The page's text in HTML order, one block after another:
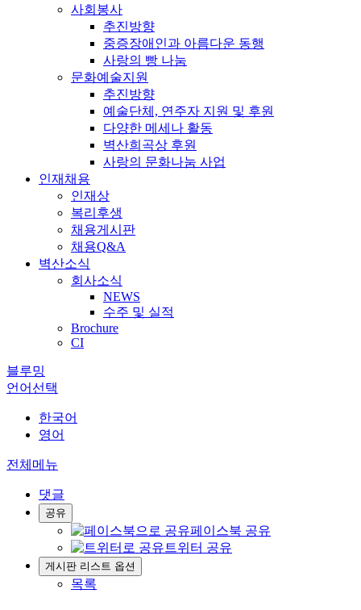
사회봉사
추진방향
중증장애인과 아름다운 동행
사랑의 빵 나눔
문화예술지원
추진방향
예술단체, 연주자 지원 및 후원
다양한 메세나 활동
벽산희곡상 후원
사랑의 문화나눔 사업
인재채용
인재상
복리후생
채용게시판
채용Q&A
벽산소식
회사소식
NEWS
수주 및 실적
Brochure
CI
블루밍
언어선택
한국어
영어
전체메뉴
댓글
공유
페이스북 공유
트위터 공유
게시판 리스트 옵션
목록